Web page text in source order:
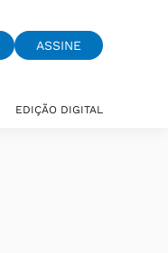
ASSINE
EDIÇÃO DIGITAL